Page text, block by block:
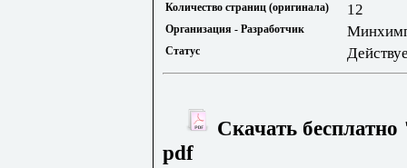
Количество страниц (оригинала) 12
Организация - Разработчик
Статус
Скачать
pdf